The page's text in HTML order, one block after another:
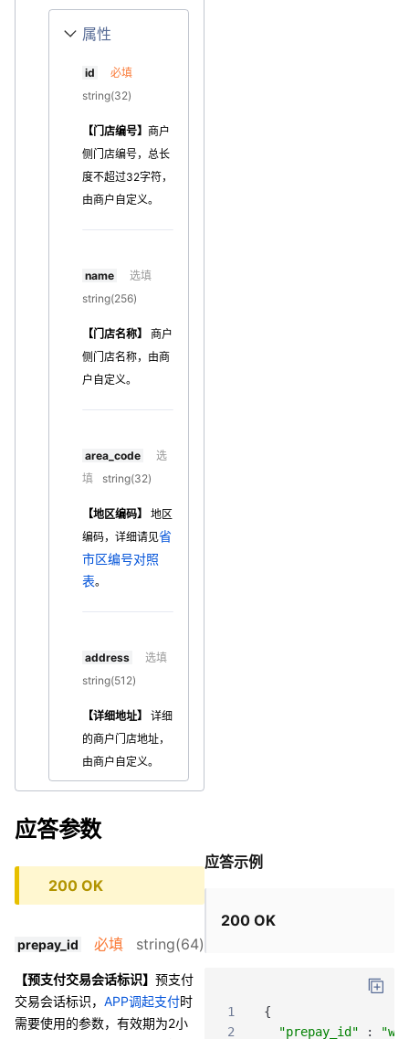
属性
id
必填
string(32)
【门店编号】 商户
侧门店编号，总长
度不超过32字符，
由商户自定义。
name
选填
string(256)
【门店名称】
商户
侧门店名称，由商
户自定义。
area_code
选
填
string(32)
【地区编码】
地区
编码，详细请见省
市区编号对照
表。
address
选填
string(512)
【详细地址】
详细
的商户门店地址，
由商户自定义。
应答参数
200 OK
prepay_id 必填 string(64)
【预支付交易会话标识】 预支付
交易会话标识， APP调起支付时
需要使用的参数，有效期为2小
应答示例
200 OK
1
{
2
"prepay_id" :